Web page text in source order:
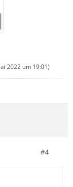
2022 um 19:01)
#4